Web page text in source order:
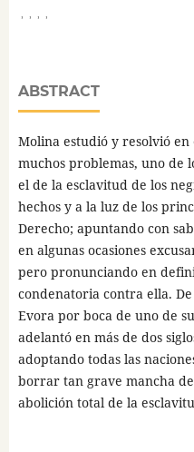
ABSTRACT
Molina estudió y resolvió
muchos problemas, uno de
el de la esclavitud de los
hechos y a la luz de los
Derecho; apuntando con
en algunas ocasiones
pero pronunciando en
condenatoria contra ella.
Evora por boca de uno de
adelantó en más de dos
adoptando todas las
borrar tan grave mancha
abolición total de la